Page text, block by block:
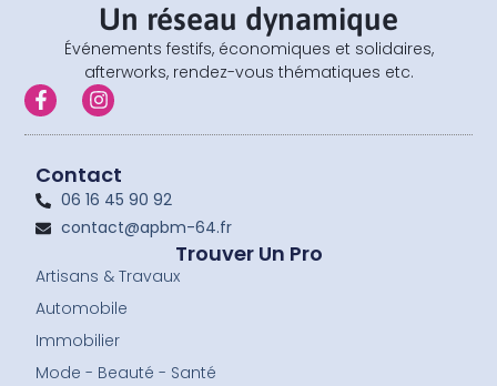
Trouver Un Pro
Artisans & Travaux
Automobile
Immobilier
Mode - Beauté - Santé
Contact
06 16 45 90 92
contact@apbm-64.fr
Un réseau dynamique
Événements festifs, économiques et solidaires,
afterworks, rendez-vous thématiques etc.
F
a
c
b
o
o
k
f
I
n
s
a
g
r
a